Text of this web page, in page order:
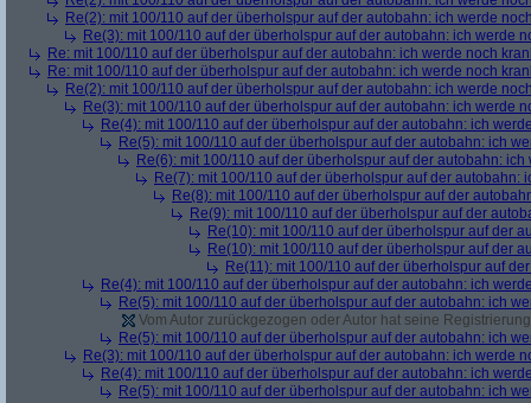
Re(2): mit 100/110 auf der überholspur auf der autobahn: ich werde
Re(3): mit 100/110 auf der überholspur auf der autobahn: ich werde
Re: mit 100/110 auf der überholspur auf der autobahn: ich werde noch
Re: mit 100/110 auf der überholspur auf der autobahn: ich werde noch
Re(2): mit 100/110 auf der überholspur auf der autobahn: ich werde
Re(3): mit 100/110 auf der überholspur auf der autobahn: ich werde
Re(4): mit 100/110 auf der überholspur auf der autobahn: ich
Re(5): mit 100/110 auf der überholspur auf der autobahn: ich
Re(6): mit 100/110 auf der überholspur auf der autobahn:
Re(7): mit 100/110 auf der überholspur auf der autobahn:
Re(8): mit 100/110 auf der überholspur auf der
Re(9): mit 100/110 auf der überholspur auf der
Re(10): mit 100/110 auf der überholspur auf der
Re(10): mit 100/110 auf der überholspur auf der
Re(11): mit 100/110 auf der überholspur auf
Re(4): mit 100/110 auf der überholspur auf der autobahn: ich
Re(5): mit 100/110 auf der überholspur auf der autobahn: ich
Vom Autor zurückgezogen oder Autor hat seine
Re(5): mit 100/110 auf der überholspur auf der autobahn: ich
Re(3): mit 100/110 auf der überholspur auf der autobahn: ich werde
Re(4): mit 100/110 auf der überholspur auf der autobahn: ich
Re(5): mit 100/110 auf der überholspur auf der autobahn: ich